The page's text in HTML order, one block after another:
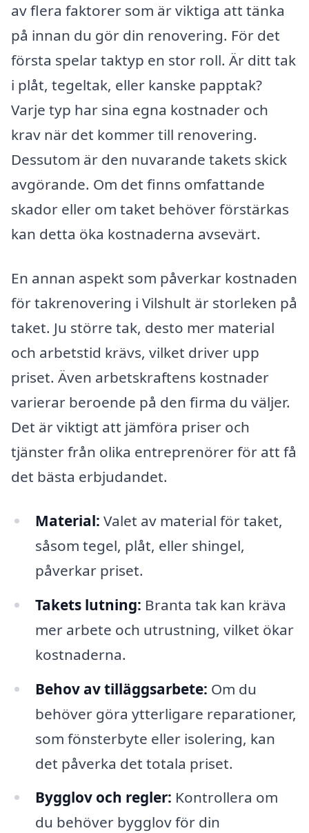
av flera faktorer som är viktiga att tänka
på innan du gör din renovering. För det
första spelar taktyp en stor roll. Är ditt tak
i plåt, tegeltak, eller kanske papptak?
Varje typ har sina egna kostnader och
krav när det kommer till renovering.
Dessutom är den nuvarande takets skick
avgörande. Om det finns omfattande
skador eller om taket behöver förstärkas
kan detta öka kostnaderna avsevärt.
En annan aspekt som påverkar kostnaden
för takrenovering i Vilshult är storleken på
taket. Ju större tak, desto mer material
och arbetstid krävs, vilket driver upp
priset. Även arbetskraftens kostnader
varierar beroende på den firma du väljer.
Det är viktigt att jämföra priser och
tjänster från olika entreprenörer för att få
det bästa erbjudandet.
Material: Valet av material för taket,
såsom tegel, plåt, eller shingel,
påverkar priset.
Takets lutning: Branta tak kan kräva
mer arbete och utrustning, vilket ökar
kostnaderna.
Behov av tilläggsarbete: Om du
behöver göra ytterligare reparationer,
som fönsterbyte eller isolering, kan
det påverka det totala priset.
Bygglov och regler: Kontrollera om
du behöver bygglov för din